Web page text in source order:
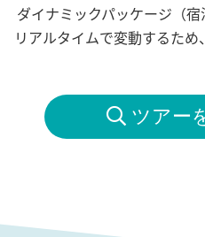
ダイナミックパッケージ（宿
リアルタイムで変動するため
 ツアー